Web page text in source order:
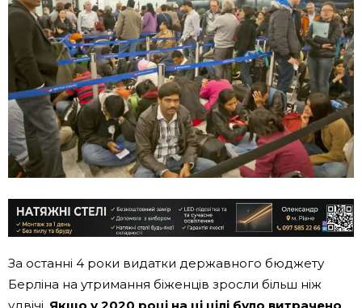
За останні 4 роки видатки державного бюджету
Берліна на утримання біженців зросли більш ніж